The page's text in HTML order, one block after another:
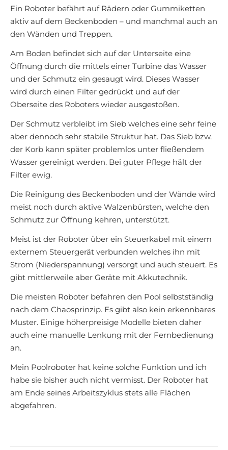
Ein Roboter befährt auf Rädern oder Gummiketten
aktiv auf dem Beckenboden – und manchmal auch an
den Wänden und Treppen.
Am Boden befindet sich auf der Unterseite eine
Öffnung durch die mittels einer Turbine das Wasser
und der Schmutz ein gesaugt wird. Dieses Wasser
wird durch einen Filter gedrückt und auf der
Oberseite des Roboters wieder ausgestoßen.
Der Schmutz verbleibt im Sieb welches eine sehr feine
aber dennoch sehr stabile Struktur hat. Das Sieb bzw.
der Korb kann später problemlos unter fließendem
Wasser gereinigt werden. Bei guter Pflege hält der
Filter ewig.
Die Reinigung des Beckenboden und der Wände wird
meist noch durch aktive Walzenbürsten, welche den
Schmutz zur Öffnung kehren, unterstützt.
Meist ist der Roboter über ein Steuerkabel mit einem
externem Steuergerät verbunden welches ihn mit
Strom (Niederspannung) versorgt und auch steuert. Es
gibt mittlerweile aber Geräte mit Akkutechnik.
Die meisten Roboter befahren den Pool selbstständig
nach dem Chaosprinzip. Es gibt also kein erkennbares
Muster. Einige höherpreisige Modelle bieten daher
auch eine manuelle Lenkung mit der Fernbedienung
an.
Mein Poolroboter hat keine solche Funktion und ich
habe sie bisher auch nicht vermisst. Der Roboter hat
am Ende seines Arbeitszyklus stets alle Flächen
abgefahren.